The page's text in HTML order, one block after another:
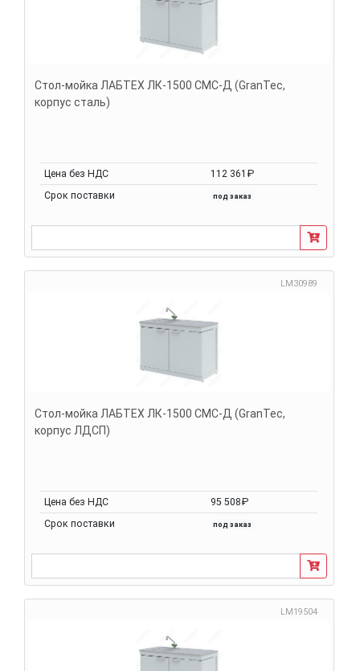
Стол-мойка ЛАБТЕХ ЛК-1500 СМС-Д (GranTec,
корпус сталь)
Цена без НДС
112 361₽
Срок поставки
под заказ
LM30989
Стол-мойка ЛАБТЕХ ЛК-1500 СМС-Д (GranTec,
корпус ЛДСП)
Цена без НДС
95 508₽
Срок поставки
под заказ
LM19504